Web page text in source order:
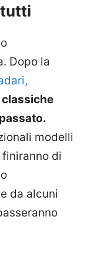
Dopo la
classiche
modelli
di
da alcuni